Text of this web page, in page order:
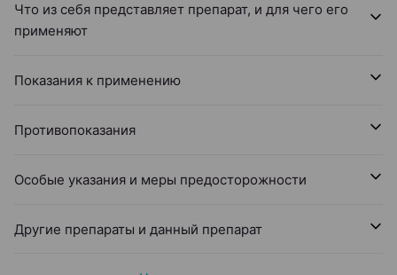
Что из себя представляет препарат, и для чего его
применяют
Показания к применению
Противопоказания
Особые указания и меры предосторожности
Другие препараты и данный препарат